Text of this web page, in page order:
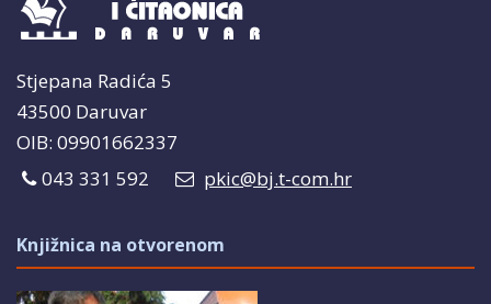
Stjepana Radića 5
43500 Daruvar
OIB: 09901662337
043 331 592
pkic@bj.t-com.hr
Knjižnica na otvorenom